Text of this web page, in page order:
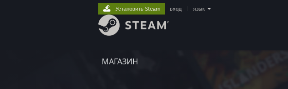
МАГАЗИН
Установить Steam вход язык